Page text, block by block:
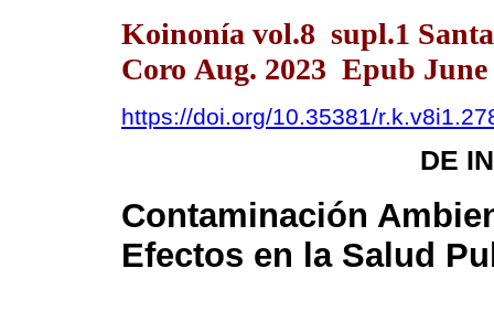
Koinonía vol.8 supl.1
Coro Aug. 2023 Epub June
https://doi.org/10.35381/
DE
Contaminación
Efectos en la Salud